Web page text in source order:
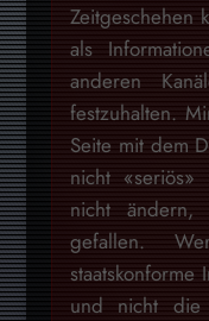
Zeitgeschehen
als
anderen
festzuhalten.
Seite mit dem
nicht
nicht ändern,
gefallen.
staatskonforme
und nicht die